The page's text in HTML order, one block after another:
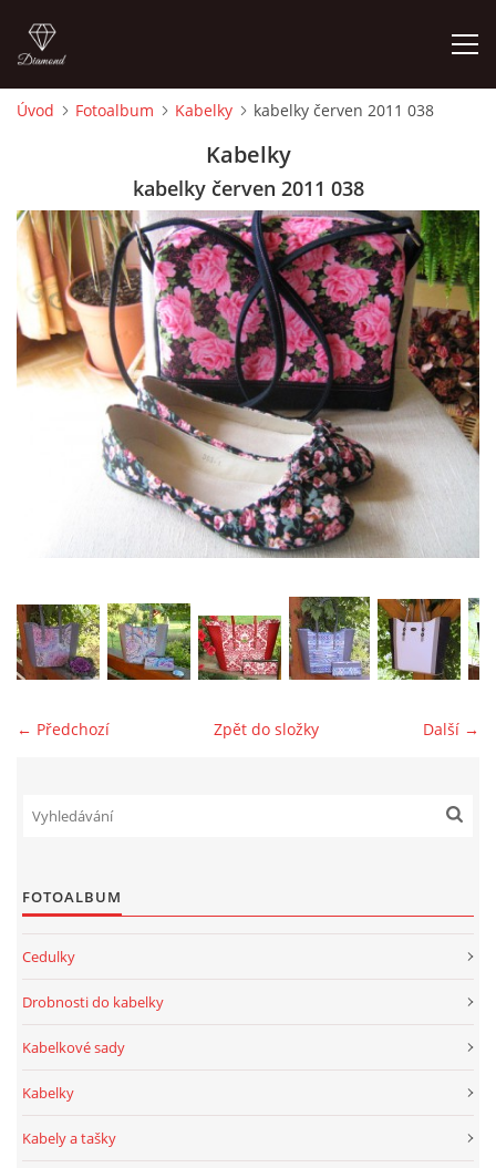
CEDULKY
MOJE POSLEDNÍ PRÁCE
jk-laguna@seznam.cz
© 2025 eStránky.cz
Úvod Fotoalbum Kabelky kabelky červen 2011 038
Kabelky
kabelky červen 2011 038
← Předchozí Další →
Zpět do složky
FOTOALBUM
Cedulky
Drobnosti do kabelky
Kabelkové sady
Kabelky
Kabely a tašky